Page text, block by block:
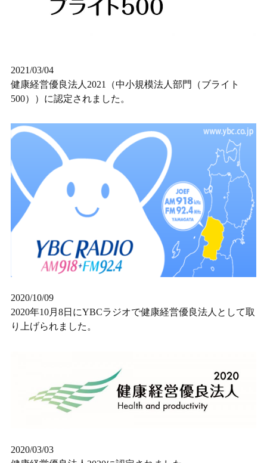
2021/03/04
健康経営優良法人2021（中小規模法人部門（ブライト
500））に認定されました。
2020/10/09
2020年10月8日にYBCラジオで健康経営優良法人として取
り上げられました。
2020/03/03